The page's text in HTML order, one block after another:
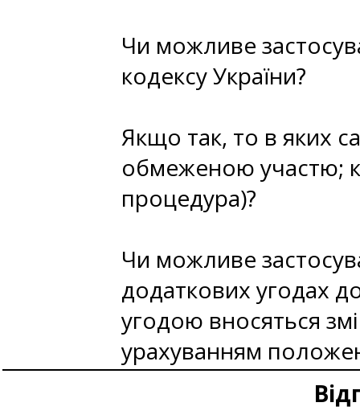
Чи можливе
кодексу України?
Якщо так, то в яких
обмеженою участю;
процедура)?
Чи можливе
додаткових угодах
угодою вносяться
урахуванням